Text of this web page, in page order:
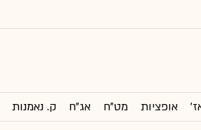
אופציות מט"ח אג"ח ק. נאמנות